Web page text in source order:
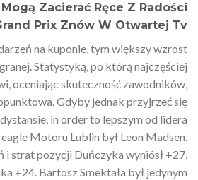
Zacierać Ręce Z Radości
Prix Znów W Otwartej Tv!
na kuponie, tym większy wzrost
Statystyką, po którą najczęściej
oceniając skuteczność zawodników,
Gdyby jednak przyjrzeć się
in order to lepszym od lidera
Motoru Lublin był Leon Madsen.
i strat pozycji Duńczyka wyniósł +27,
+24. Bartosz Smektała był jedynym